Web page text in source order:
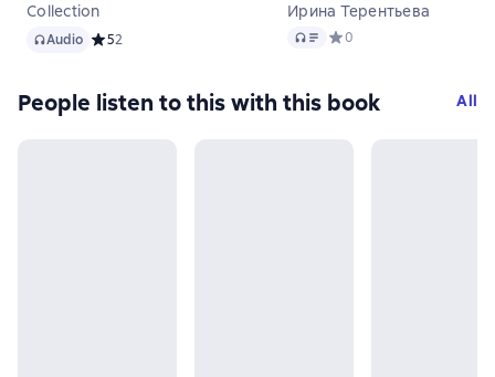
Collection
AudioAudio Средний рейтинг 5 на основе 2 оценок
52
Ирина Терентьева
Audio Средний рейтинг 0 на
0
People listen to this with this book All